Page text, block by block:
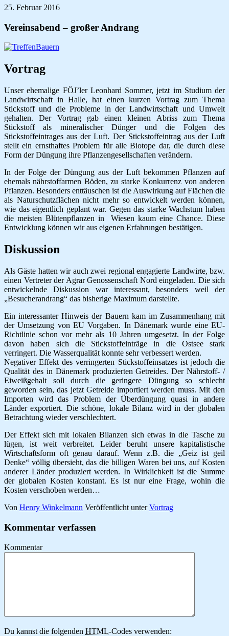
25. Februar 2016
Vereinsabend – großer Andrang
Vortrag
Unser ehemalige FÖJ’ler Leonhard Sommer, jetzt im Studium der
Landwirtschaft in Halle, hat einen kurzen Vortrag zum Thema
Stickstoff und die Probleme in der Landwirtschaft und Umwelt
gehalten. Der Vortrag gab einen kleinen Abriss zum Thema
Stickstoff als mineralischer Dünger und die Folgen des
Stickstoffeintrages aus der Luft. Der Stickstoffeintrag aus der Luft
stellt ein ernsthaftes Problem für alle Biotope dar, die durch diese
Form der Düngung ihre Pflanzengesellschaften verändern.
In der Folge der Düngung aus der Luft bekommen Pflanzen auf
ehemals nährstoffarmen Böden, zu starke Konkurrenz von anderen
Pflanzen. Besonders enttäuschen ist die Auswirkung auf Flächen die
als Naturschutzflächen nicht mehr so entwickelt werden können,
wie das eigentlich geplant war. Gegen das starke Wachstum haben
die meisten Blütenpflanzen in Wiesen kaum eine Chance. Diese
Entwicklung können wir aus eigenen Erfahrungen bestätigen.
Diskussion
Als Gäste hatten wir auch zwei regional engagierte Landwirte, bzw.
einen Vertreter der Agrar Genossenschaft Nord eingeladen. Die sich
entwickelnde Diskussion war interessant, besonders weil der
„Besucherandrang“ das bisherige Maximum darstellte.
Ein interessanter Hinweis der Bauern kam im Zusammenhang mit
der Umsetzung von EU Vorgaben. In Dänemark wurde eine EU-
Richtlinie schon vor mehr als 10 Jahren umgesetzt. In der Folge
davon haben sich die Stickstoffeinträge in die Ostsee stark
verringert. Die Wasserqualität konnte sehr verbessert werden.
Negativer Effekt des verringerten Stickstoffeinsatzes ist jedoch die
Qualität des in Dänemark produzierten Getreides. Der Nährstoff- /
Eiweißgehalt soll durch die geringere Düngung so schlecht
geworden sein, das jetzt Getreide importiert werden muss. Mit den
Importen wird das Problem der Überdüngung quasi in andere
Länder exportiert. Die schöne, lokale Bilanz wird in der globalen
Betrachtung wieder verschlechtert.
Der Effekt sich mit lokalen Bilanzen sich etwas in die Tasche zu
lügen, ist weit verbreitet. Leider beruht unsere kapitalistische
Wirtschaftsform oft genau darauf. Wenn z.B. die „Geiz ist geil
Denke“ völlig übersieht, das die billigen Waren bei uns, auf Kosten
anderer Länder produziert werden. In Wirklichkeit ist die Summe
der globalen Kosten konstant. Es ist nur eine Frage, wohin die
Kosten verschoben werden…
Von Henry Winkelmann Veröffentlicht unter Vortrag
Kommentar verfassen
Kommentar
Du kannst die folgenden HTML-Codes verwenden: